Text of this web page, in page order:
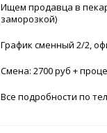
Ищем продавца в
заморозкой)
График сменный 2/2,
Смена: 2700 руб +
Все подробности по